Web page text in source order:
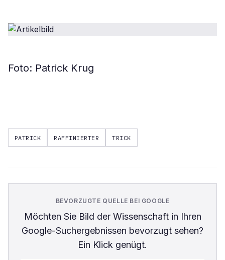
Foto: Patrick Krug
PATRICK RAFFINIERTER TRICK
BEVORZUGTE QUELLE BEI GOOGLE
Möchten Sie Bild der Wissenschaftin Ihren
Google-Suchergebnissen bevorzugt sehen?
Ein Klick genügt.